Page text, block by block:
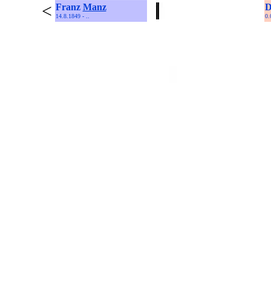
< Franz Manz
14.8.1849 - ..